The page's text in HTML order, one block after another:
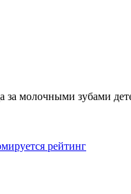
за молочными зубами
рейтинг